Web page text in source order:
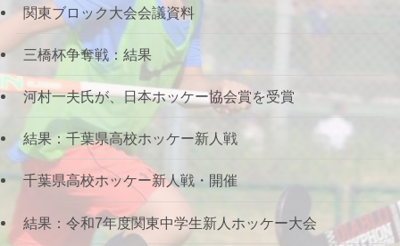
関東ブロック大会会議資料
三橋杯争奪戦：結果
河村一夫氏が、日本ホッケー協会賞を受賞
結果：千葉県高校ホッケー新人戦
千葉県高校ホッケー新人戦・開催
結果：令和7年度関東中学生新人ホッケー大会